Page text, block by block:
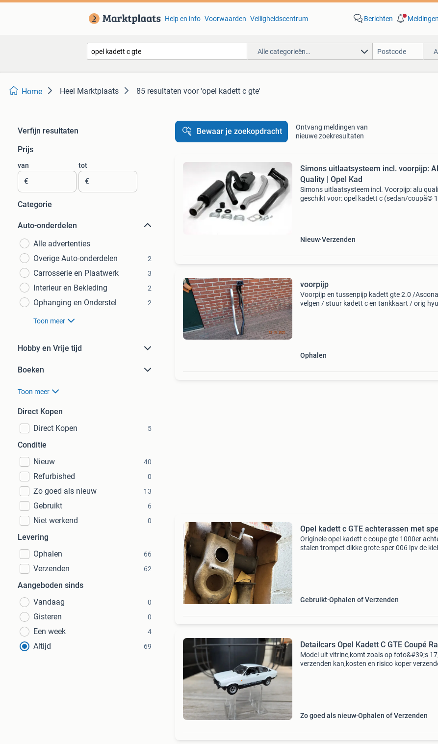
Help en info Voorwaarden Veiligheidscentrum Berichten Meldingen
Alle categorieën…
Home Heel Marktplaats 85 resultaten voor 'opel kadett c gte'
Verfijn resultaten
Prijs
van
€
tot
€
Categorie
Auto-onderdelen
Alle advertenties
Overige Auto-onderdelen
2
Carrosserie en Plaatwerk 3
Interieur en Bekleding 2
Ophanging en Onderstel 2
Toon meer
Hobby en Vrije tijd
Boeken
Toon meer
Direct Kopen
Direct Kopen
5
Conditie
Nieuw
40
Refurbished 0
Zo goed als nieuw 13
Gebruikt 6
Niet werkend 0
Levering
Ophalen
66
Verzenden 62
Aangeboden sinds
Vandaag
0
Gisteren 0
Een week 4
Altijd 69
Bewaar je zoekopdracht
Ontvang meldingen van
nieuwe zoekresultaten
Simons uitlaatsysteem incl. voorpijp:
Quality | Opel Kad
Simons uitlaatsysteem incl. Voorpijp: alu
geschikt voor: opel kadett c (sedan/coupã©
Nieuw Verzenden
voorpijp
Voorpijp en tussenpijp kadett gte 2.0 /
velgen / stuur kadett c en tankkaart / orig
Ophalen
Opel kadett c GTE achterassen met
Originele opel kadett c coupe gte 1000er
stalen trompet dikke grote sper 006 ipv de
Gebruikt Ophalen of Verzenden
Detailcars Opel Kadett C GTE Coupé
Model uit vitrine,komt zoals op foto&#39;s
verzenden kan,kosten en risico koper
Zo goed als nieuw Ophalen of Verzenden